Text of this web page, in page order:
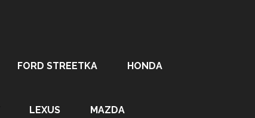
FORD STREETKA HONDA
LEXUS MAZDA